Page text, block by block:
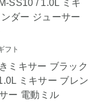
フト
ミキサー ブラック
ミキサー ブレン
ー 電動ミル